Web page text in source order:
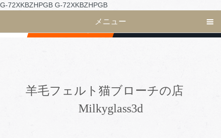
G-72XKBZHPGB G-72XKBZHPGB
メニュー
羊毛フェルト猫ブローチの店
Milkyglass3d